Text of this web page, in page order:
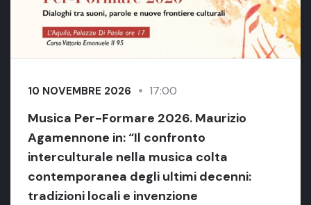
10 NOVEMBRE 2026 17:00
Musica Per-Formare 2026. Maurizio
Agamennone in: “Il confronto
interculturale nella musica colta
contemporanea degli ultimi decenni:
tradizioni locali e invenzione